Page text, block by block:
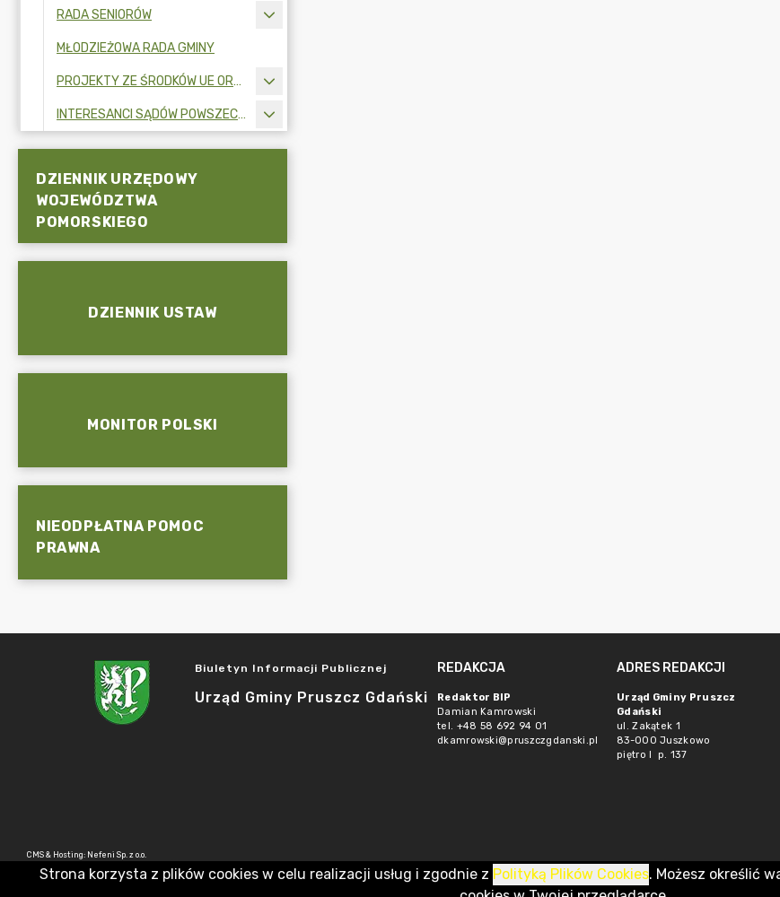
RADA SENIORÓW
MŁODZIEŻOWA RADA GMINY
PROJEKTY ZE ŚRODKÓW UE ORAZ FUNDUSZY ZEWNĘTRZNYCH
INTERESANCI SĄDÓW POWSZECHNYCH
DZIENNIK URZĘDOWY
WOJEWÓDZTWA
POMORSKIEGO
DZIENNIK USTAW
MONITOR POLSKI
NIEODPŁATNA POMOC
PRAWNA
Biuletyn Informacji Publicznej
Urząd Gminy Pruszcz Gdański
REDAKCJA
Redaktor BIP
Damian Kamrowski
tel. +48 58 692 94 01
dkamrowski@pruszczgdanski.pl
ADRES REDAKCJI
Urząd Gminy Pruszcz
Gdański
ul. Zakątek 1
83-000 Juszkowo
piętro I p. 137
CMS & Hosting: Nefeni Sp. z o.o.
Strona korzysta z plików cookies w celu realizacji usług i zgodnie z Polityką Plików Cookies. Możesz określić